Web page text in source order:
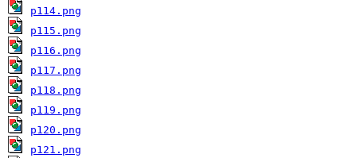
p114.png
p115.png
p116.png
p117.png
p118.png
p119.png
p120.png
p121.png